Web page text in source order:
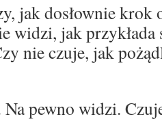
jak dosłownie
widzi, jak przykłada
nie czuje, jak
Na pewno widzi.